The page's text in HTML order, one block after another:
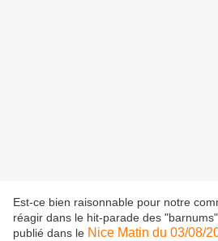
Est-ce bien raisonnable pour notre
réagir dans le hit-parade des "barnums"
publié dans le Nice Matin du 03/08/